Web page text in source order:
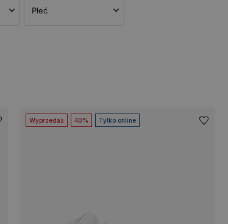
Płeć
Wyprzedaż 40% Tylko online